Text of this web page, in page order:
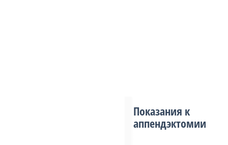
Показания к
аппендэктомии